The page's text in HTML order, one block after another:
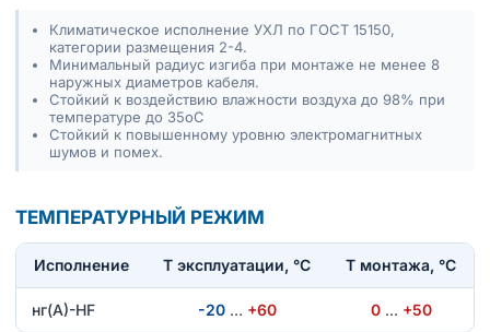
Климатическое исполнение УХЛ по ГОСТ 15150,
категории размещения 2-4.
Минимальный радиус изгиба при монтаже не менее 8
наружных диаметров кабеля.
Стойкий к воздействию влажности воздуха до 98% при
температуре до 35оС
Стойкий к повышенному уровню электромагнитных
шумов и помех.
ТЕМПЕРАТУРНЫЙ РЕЖИМ
Исполнение T эксплуатации, °С Т монтажа, °С
нг(А)-HF -20 … +60 0 … +50